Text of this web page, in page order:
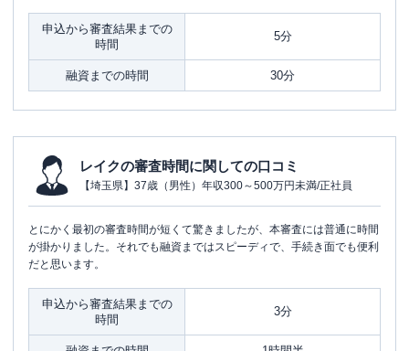
申込から審査結果までの
時間
5分
融資までの時間 30分
レイクの審査時間に関しての口コミ
【埼玉県】37歳（男性）年収300～500万円未満/正社員
とにかく最初の審査時間が短くて驚きましたが、本審査には普通に時間
が掛かりました。それでも融資まではスピーディで、手続き面でも便利
だと思います。
申込から審査結果までの
時間
3分